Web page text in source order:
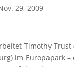
29, 2009
Timothy Trust
im Europapark